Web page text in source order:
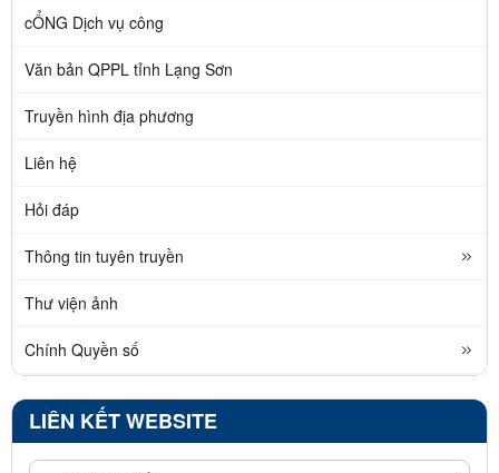
cỔNG Dịch vụ công
Văn bản QPPL tỉnh Lạng Sơn
Truyền hình địa phương
Liên hệ
Hỏi đáp
Thông tin tuyên truyền
Thư viện ảnh
Chính Quyền số
LIÊN KẾT WEBSITE